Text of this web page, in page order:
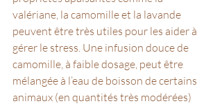
valériane, la camomille et la lavande
peuvent être très utiles pour les aider à
gérer le stress. Une infusion douce de
camomille, à faible dosage, peut être
mélangée à l’eau de boisson de certains
animaux (en quantités très modérées)